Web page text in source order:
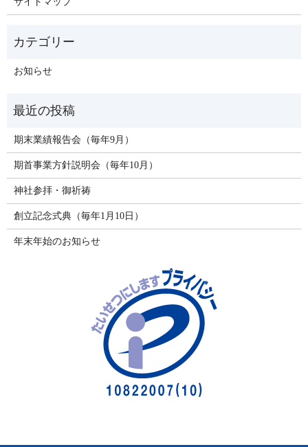
お知らせ
期末業績報告会（毎年9月）
期首事業方針説明会（毎年10月）
神社参拝・御祈祷
創立記念式典（毎年1月10日）
年末年始のお知らせ